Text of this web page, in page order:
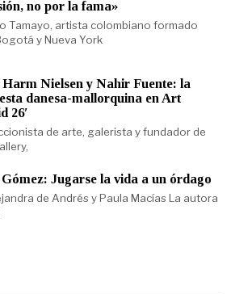
no por la fama»
Tamayo, artista colombiano formado
y Nueva York
Nielsen y Nahir Fuente: la
danesa-mallorquina en Art
26′
de arte, galerista y fundador de
Jugarse la vida a un órdago
de Andrés y Paula Macías La autora